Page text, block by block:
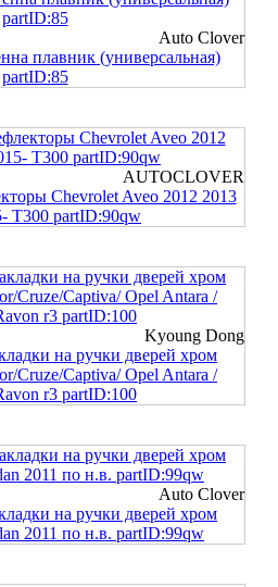
Auto Clover
плавник (универсальная)
partID:85
AUTOCLOVER
Chevrolet Aveo 2012 2013
Т300 partID:90qw
Kyoung Dong
на ручки дверей хром
Cruze/Captiva/ Opel Antara /
r3 partID:100
Auto Clover
на ручки дверей хром
2011 по н.в. partID:99qw